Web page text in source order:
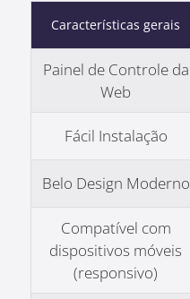
Características gerais
Painel de Controle da
Web
Fácil Instalação
Belo Design Moderno
Compatível com
dispositivos móveis
(responsivo)